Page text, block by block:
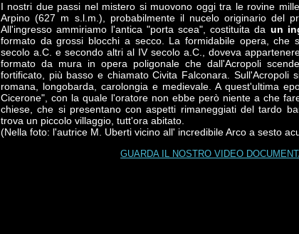
I nostri due passi nel mistero si muovono oggi tra le rovine
Arpino (627 m s.l.m.), probabilmente il nucelo originario del
All'ingresso ammiriamo l'antica "porta scea", costituita da un
formato da grossi blocchi a secco. La formidabile opera, che
secolo a.C. e secondo altri al IV secolo a.C., doveva
formato da mura in opera poligonale che dall'Acropoli
fortificato, più basso e chiamato Civita Falconara. Sull'Acropoli
romana, longobarda, carolongia e medievale. A quest'ultima
Cicerone", con la quale l'oratore non ebbe però niente a che
chiese, che si presentano con aspetti rimaneggiati del tardo
trova un piccolo villaggio, tutt'ora abitato.
(Nella foto: l'autrice M. Uberti vicino all' incredibile Arco a sesto
GUARDA IL NOSTRO VIDEO